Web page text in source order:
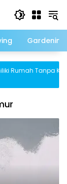
Gardening
Tanpa KPR